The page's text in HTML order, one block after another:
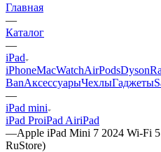
Главная
—
Каталог
—
iPad
iPhoneMacWatchAirPodsDyson
BanАксессуарыЧехлыГаджеты
—
iPad mini
iPad ProiPad AiriPad
—Apple iPad Mini 7 2024 Wi-Fi
RuStore)